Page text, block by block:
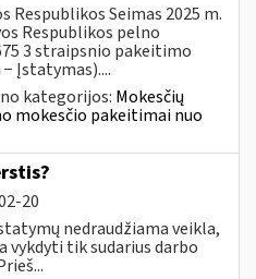
Seimas 2025 m.
Respublikos pelno
3 straipsnio pakeitimo
Įstatymas)....
kategorijos: Mokesčių
mokesčio pakeitimai nuo
20
nedraudžiama veikla,
vykdyti tik sudarius darbo